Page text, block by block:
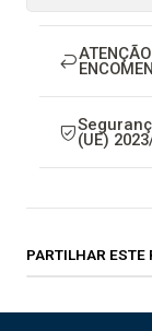
(UE)
PARTILHAR ESTE